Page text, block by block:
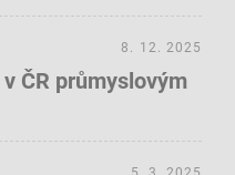
ČR průmyslovým
8. 12. 2025